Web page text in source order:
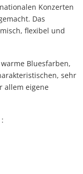
Konzerten
Das
flexibel und
Bluesfarben,
sehr
allem eigene
: